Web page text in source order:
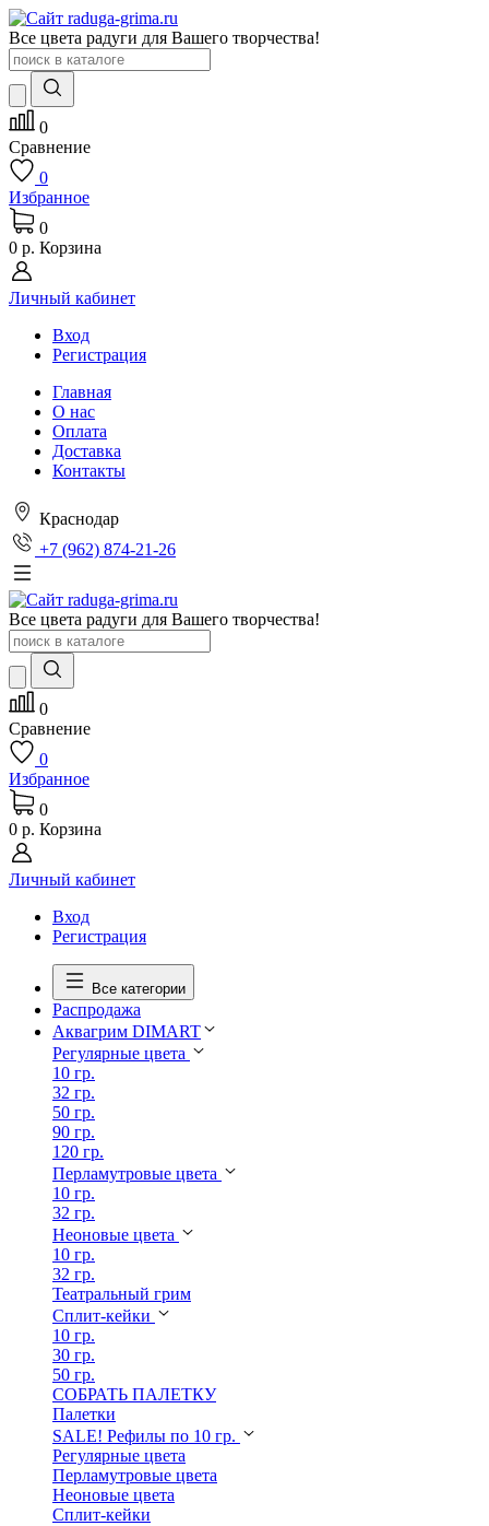
Все цвета радуги для Вашего творчества!
0
Сравнение
0
Избранное
0
0 р. Корзина
Личный кабинет
Вход
Регистрация
Главная
О нас
Оплата
Доставка
Контакты
Краснодар
+7 (962) 874-21-26
Все цвета радуги для Вашего творчества!
0
Сравнение
0
Избранное
0
0 р. Корзина
Личный кабинет
Вход
Регистрация
Все категории
Распродажа
Аквагрим DIMART
Регулярные цвета
10 гр.
32 гр.
50 гр.
90 гр.
120 гр.
Перламутровые цвета
10 гр.
32 гр.
Неоновые цвета
10 гр.
32 гр.
Театральный грим
Сплит-кейки
10 гр.
30 гр.
50 гр.
СОБРАТЬ ПАЛЕТКУ
Палетки
SALE! Рефилы по 10 гр.
Регулярные цвета
Перламутровые цвета
Неоновые цвета
Сплит-кейки